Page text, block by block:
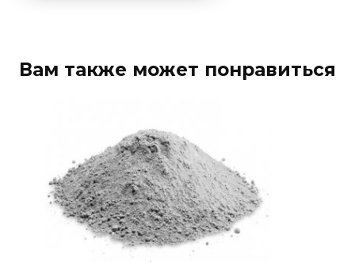
Вам также может понравиться